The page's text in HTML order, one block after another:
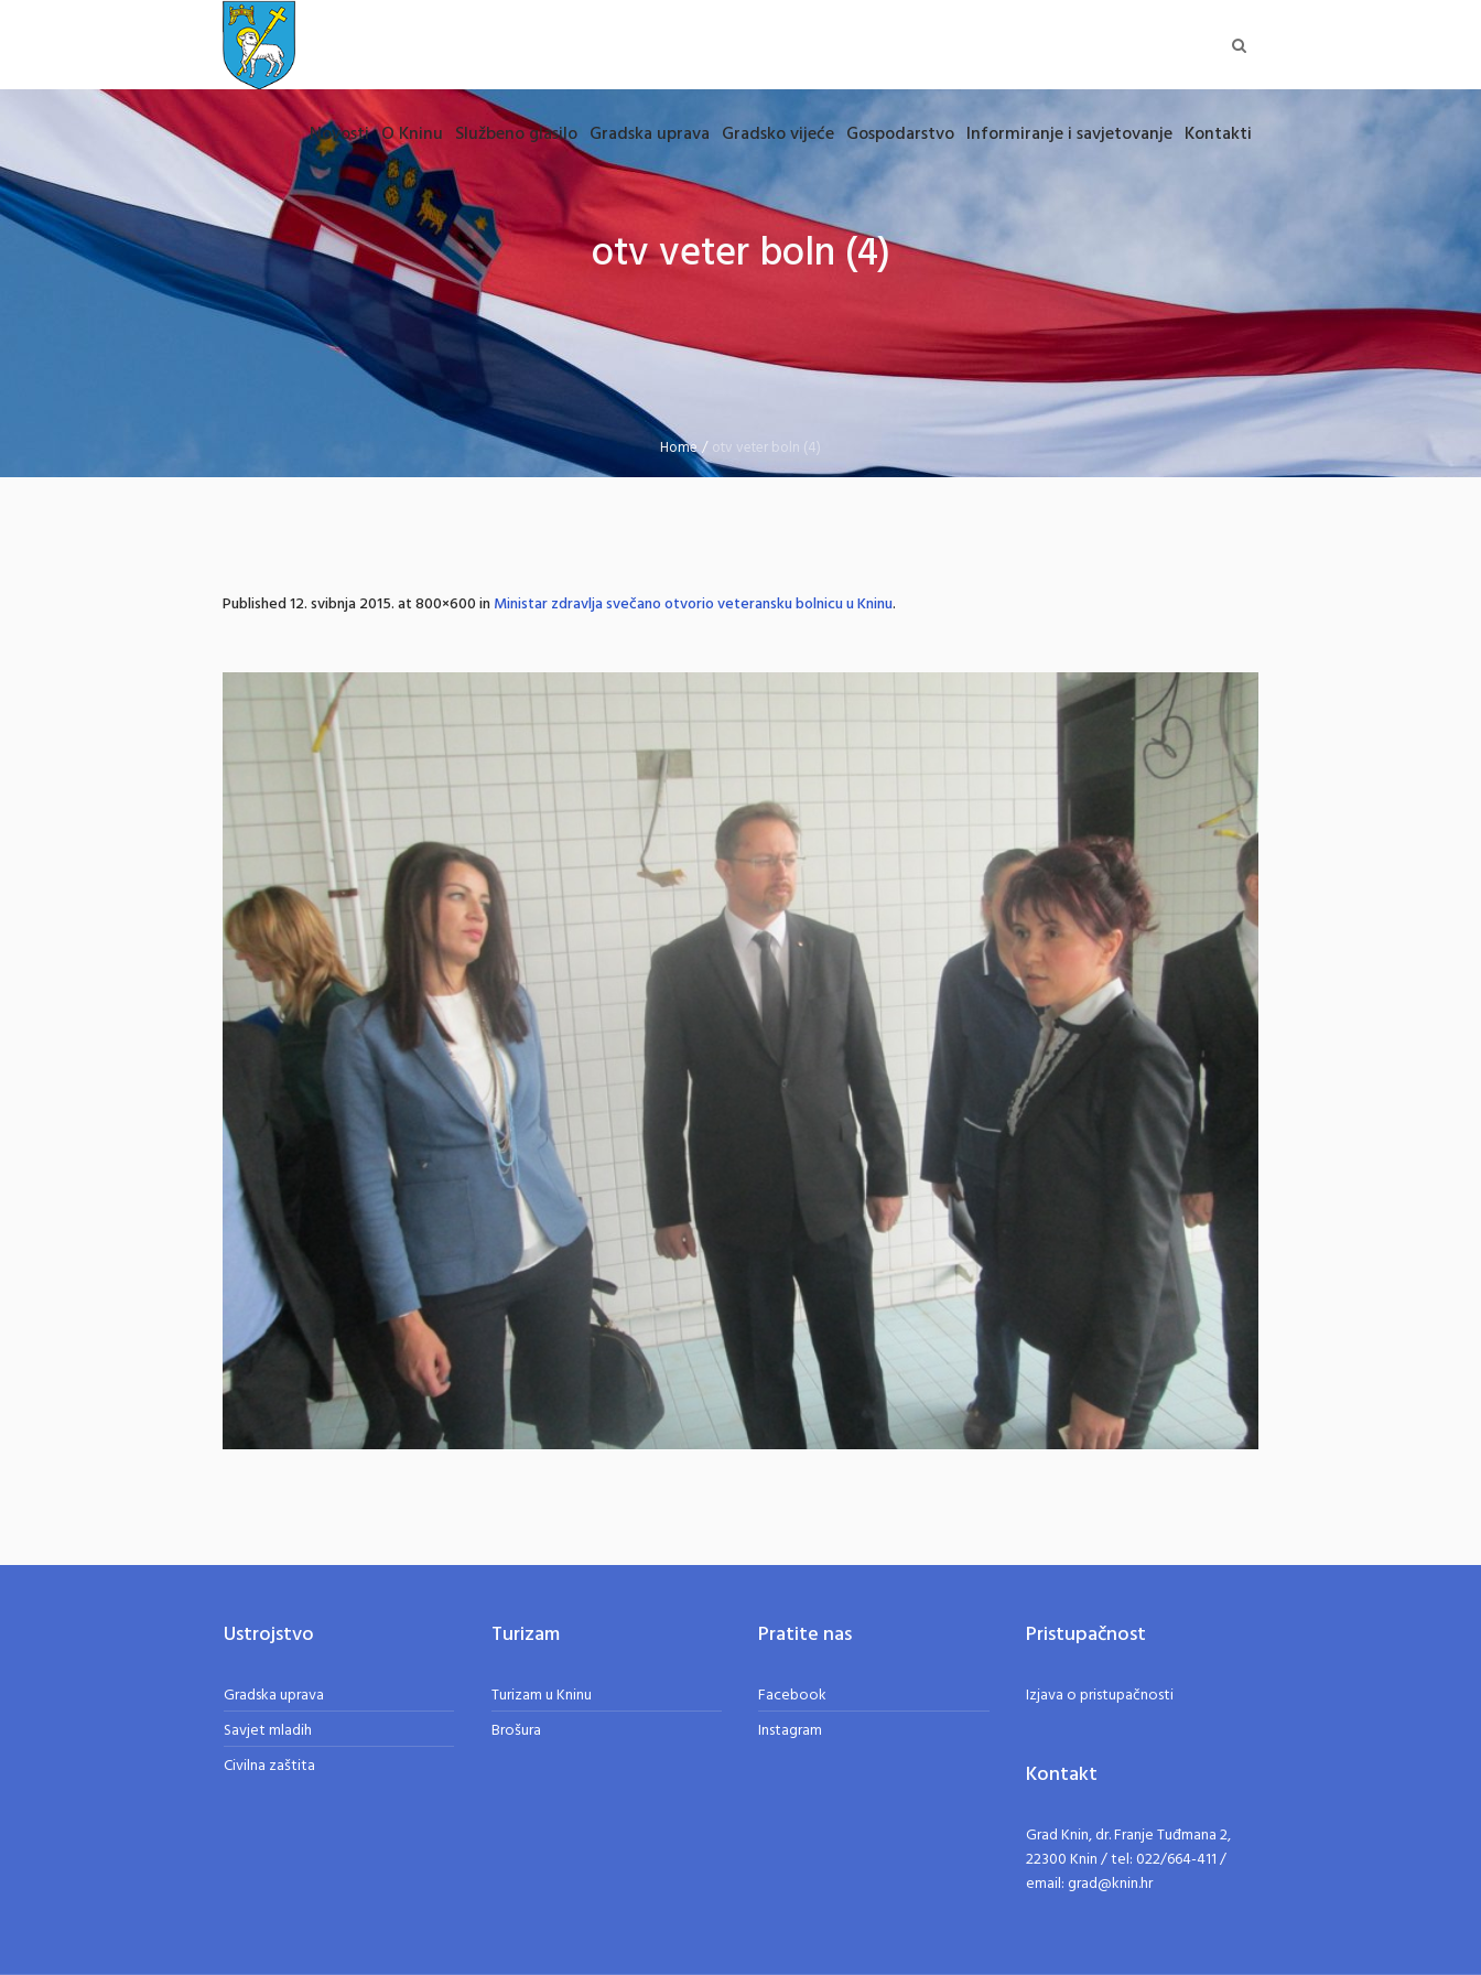
Novosti O Kninu Službeno glasilo Gradska uprava Gradsko vijeće Gospodarstvo Informiranje i savjetovanje Kontakti
otv veter boln (4)
Home/otv veter boln (4)
Published12. svibnja 2015.at 800×600 inMinistar zdravlja svečano otvorio veteransku bolnicu u Kninu.
Ustrojstvo
Gradska uprava
Savjet mladih
Civilna zaštita
Turizam
Turizam u Kninu
Brošura
Pratite nas
Facebook
Instagram
Pristupačnost
Izjava o pristupačnosti
Kontakt
Grad Knin, dr. Franje Tuđmana 2,
22300 Knin / tel: 022/664-411 /
email: grad@knin.hr